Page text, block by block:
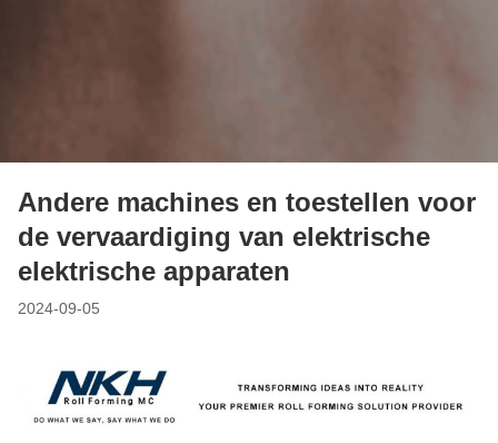
Andere machines en toestellen voor
de vervaardiging van elektrische
elektrische apparaten
2024-09-05